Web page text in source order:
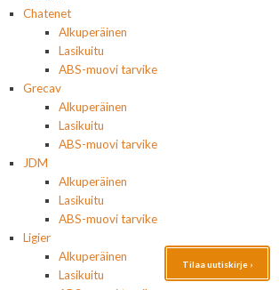
Chatenet
Alkuperäinen
Lasikuitu
ABS-muovi tarvike
Grecav
Alkuperäinen
Lasikuitu
ABS-muovi tarvike
JDM
Alkuperäinen
Lasikuitu
ABS-muovi tarvike
Ligier
Alkuperäinen
Lasikuitu
Tilaa uutiskirje ›